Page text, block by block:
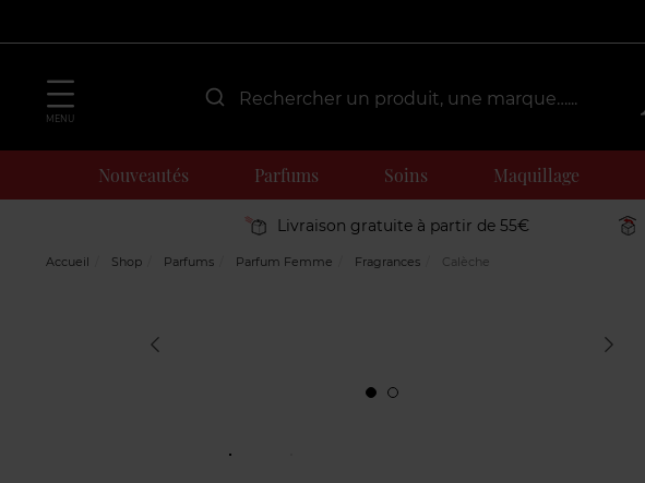
MENU
Nouveautés Parfums Soins Maquillage
Livraison gratuite à partir de 55€
Accueil Shop Parfums Parfum Femme Fragrances Calèche